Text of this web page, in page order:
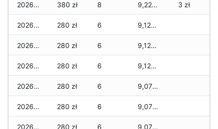
2026-06-16 380 zł 8 9,220 zł 3 zł
2026-06-15 280 zł 6 9,120 zł
2026-06-14 280 zł 6 9,120 zł
2026-06-13 280 zł 6 9,120 zł
2026-06-12 280 zł 6 9,070 zł
2026-06-11 280 zł 6 9,070 zł
2026-06-10 280 zł 6 9,070 zł